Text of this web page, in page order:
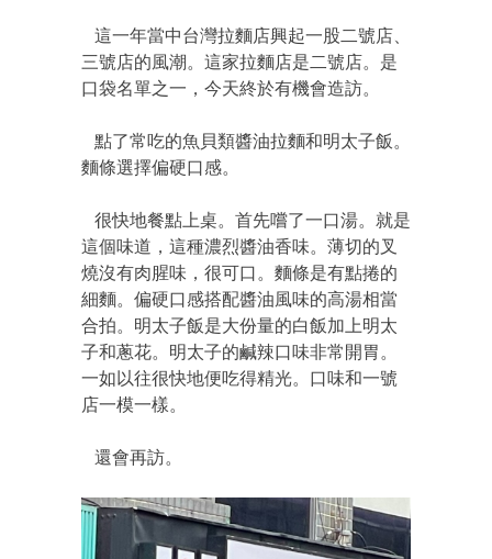
這一年當中台灣拉麵店興起一股二號店、
三號店的風潮。這家拉麵店是二號店。是
口袋名單之一，今天終於有機會造訪。
點了常吃的魚貝類醬油拉麵和明太子飯。
麵條選擇偏硬口感。
很快地餐點上桌。首先嚐了一口湯。就是
這個味道，這種濃烈醬油香味。薄切的叉
燒沒有肉腥味，很可口。麵條是有點捲的
細麵。偏硬口感搭配醬油風味的高湯相當
合拍。明太子飯是大份量的白飯加上明太
子和蔥花。明太子的鹹辣口味非常開胃。
一如以往很快地便吃得精光。口味和一號
店一模一樣。
還會再訪。